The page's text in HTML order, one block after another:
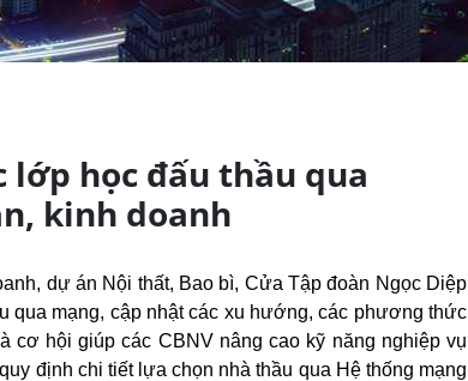
lớp học đấu thầu qua
kinh doanh
dự án Nội thất, Bao bì, Cửa Tập đoàn Ngọc Diệp
qua mạng, cập nhật các xu hướng, các phương thức
cơ hội giúp các CBNV nâng cao kỹ năng nghiệp vụ
định chi tiết lựa chọn nhà thầu qua Hệ thống mạng